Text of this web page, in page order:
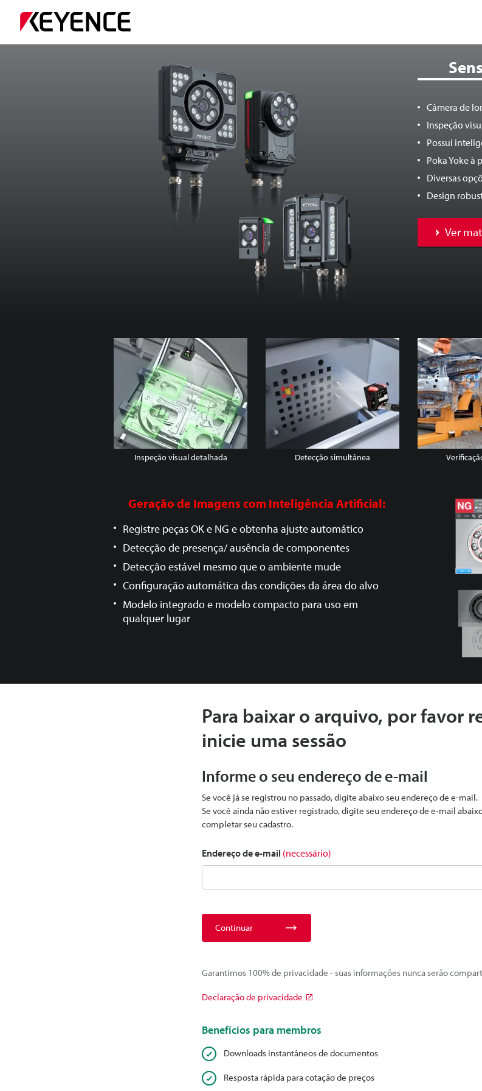
Câmera de
Inspeção
Possui
Poka Yoke à
Diversas
Design
Ver
Inspeção visual detalhada Detecção simultânea
Geração de Imagens com Inteligência Artificial:
Registre peças OK e NG e obtenha ajuste automático
Detecção de presença/ ausência de componentes
Detecção estável mesmo que o ambiente mude
Configuração automática das condições da área do alvo
Modelo integrado e modelocompacto para uso em
qualquer lugar
Para baixar o arquivo, por favor
inicie uma sessão
Informe o seu endereço de e-mail
Se você já se registrou no passado, digite abaixo seu endereço de e-mail.
Se você ainda não estiver registrado, digite seu endereço de e-mail
completar seu cadastro.
Endereço de e-mail (necessário)
Continuar
Garantimos 100% de privacidade - suas informações nunca serão
Declaração de privacidade
Benefícios para membros
Downloads instantâneos de documentos
Resposta rápida para cotação de preços